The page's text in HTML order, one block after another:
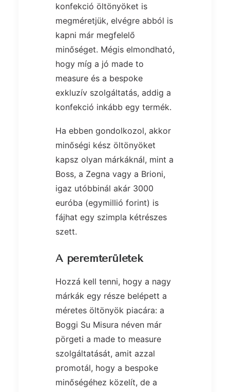
konfekció öltönyöket is
megméretjük, elvégre abból is
kapni már megfelelő
minőséget. Mégis elmondható,
hogy míg a jó made to
measure és a bespoke
exkluzív szolgáltatás, addig a
konfekció inkább egy termék.
Ha ebben gondolkozol, akkor
minőségi kész öltönyöket
kapsz olyan márkáknál, mint a
Boss, a Zegna vagy a Brioni,
igaz utóbbinál akár 3000
euróba (egymillió forint) is
fájhat egy szimpla kétrészes
szett.
A peremterületek
Hozzá kell tenni, hogy a nagy
márkák egy része belépett a
méretes öltönyök piacára: a
Boggi Su Misura néven már
pörgeti a made to measure
szolgáltatását, amit azzal
promotál, hogy a bespoke
minőségéhez közelít, de a